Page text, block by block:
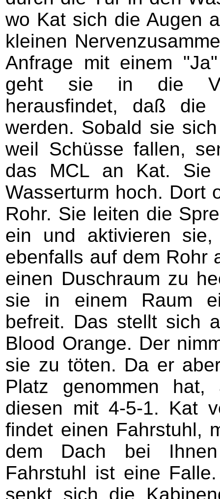
wo Kat sich die Augen
kleinen
Anfrage mit einem
geht sie in die
herausfindet, daß
werden. Sobald sie
weil Schüsse fallen,
das MCL an Kat.
Wasserturm hoch. Dort
Rohr. Sie leiten die
ein und aktivieren
ebenfalls auf dem Rohr
einen Duschraum zu
sie in einem Raum
befreit. Das stellt sich
Blood Orange. Der
sie zu töten. Da er
Platz genommen
diesen mit 4-5-1. Kat
findet einen Fahrstuhl,
dem Dach bei
Fahrstuhl ist eine
senkt sich die